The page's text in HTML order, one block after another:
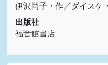
伊沢尚子・作／ダイスケ
出版社
福音館書店